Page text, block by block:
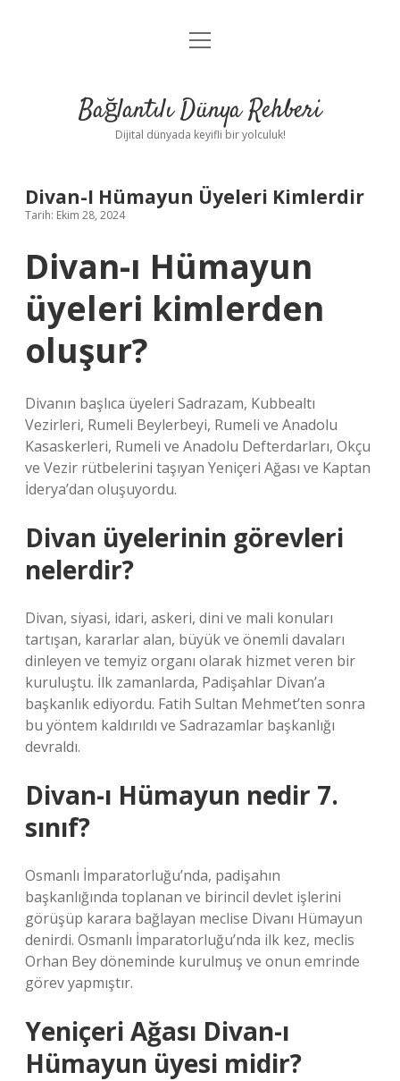
Anasayfa
Yasal Uyarı
menüyü
Bağlantılı Dünya Rehberi
Dijital dünyada keyifli bir yolculuk!
Divan-I Hümayun Üyeleri Kimlerdir
Tarih: Ekim 28, 2024
Divan-ı Hümayun
üyeleri kimlerden
oluşur?
Divanın başlıca üyeleri Sadrazam, Kubbealtı
Vezirleri, Rumeli Beylerbeyi, Rumeli ve Anadolu
Kasaskerleri, Rumeli ve Anadolu Defterdarları, Okçu
ve Vezir rütbelerini taşıyan Yeniçeri Ağası ve Kaptan
İderya’dan oluşuyordu.
Divan üyelerinin görevleri
nelerdir?
Divan, siyasi, idari, askeri, dini ve mali konuları
tartışan, kararlar alan, büyük ve önemli davaları
dinleyen ve temyiz organı olarak hizmet veren bir
kuruluştu. İlk zamanlarda, Padişahlar Divan’a
başkanlık ediyordu. Fatih Sultan Mehmet’ten sonra
bu yöntem kaldırıldı ve Sadrazamlar başkanlığı
devraldı.
Divan-ı Hümayun nedir 7.
sınıf?
Osmanlı İmparatorluğu’nda, padişahın
başkanlığında toplanan ve birincil devlet işlerini
görüşüp karara bağlayan meclise Divanı Hümayun
denirdi. Osmanlı İmparatorluğu’nda ilk kez, meclis
Orhan Bey döneminde kurulmuş ve onun emrinde
görev yapmıştır.
Yeniçeri Ağası Divan-ı
Hümayun üyesi midir?